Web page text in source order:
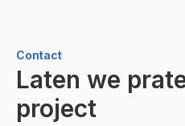
Contact
Laten we
project